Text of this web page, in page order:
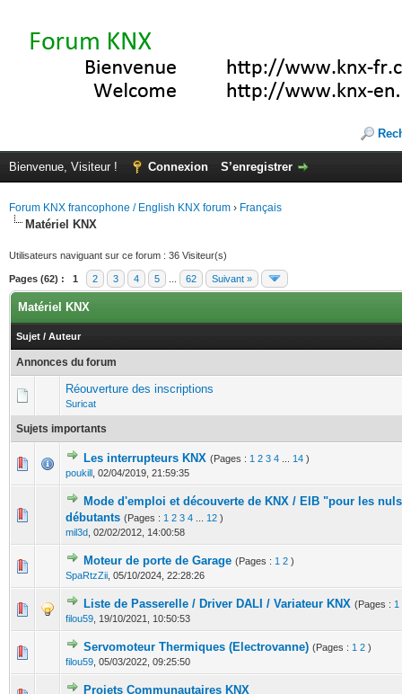
Bienvenue, Visiteur ! Connexion S’enregistrer
Forum KNX francophone / English KNX forum › Français
Matériel KNX
Utilisateurs naviguant sur ce forum : 36 Visiteur(s)
Pages (62) : 1 2 3 4 5 62 Suivant »
Matériel KNX
Sujet / Auteur
Annonces du forum
Réouverture des inscriptions
Suricat
Sujets importants
Les interrupteurs KNX (Pages : 1 2 3 4 14 )
poukill 02/04/2019, 21:59:35
5 Votes - 4.2 sur 5 en moyenne
1 2345
Mode d'emploi et découverte de KNX / EIB "pour les
débutants (Pages : 1 2 3 4 12 )
mil3d 02/02/2012, 14:00:58
15 Votes - 4.47 sur 5 en moyenne
12 3 5
Moteur de porte de Garage (Pages : 1 2 )
SpaRtzZii 05/10/2024, 22:28:26
0 Votes - 0 sur 5 en moyenne
12345
Liste de Passerelle / Driver DALI / Variateur KNX (Pages : 1
filou59 19/10/2021, 10:50:53
1 Votes - 5 sur 5 en moyenne
123 45
Servomoteur Thermiques (Electrovanne) (Pages : 1 2 )
filou59 05/03/2022, 09:25:50
0 Votes - 0 sur 5 en moyenne
12345
Projets Communautaires KNX